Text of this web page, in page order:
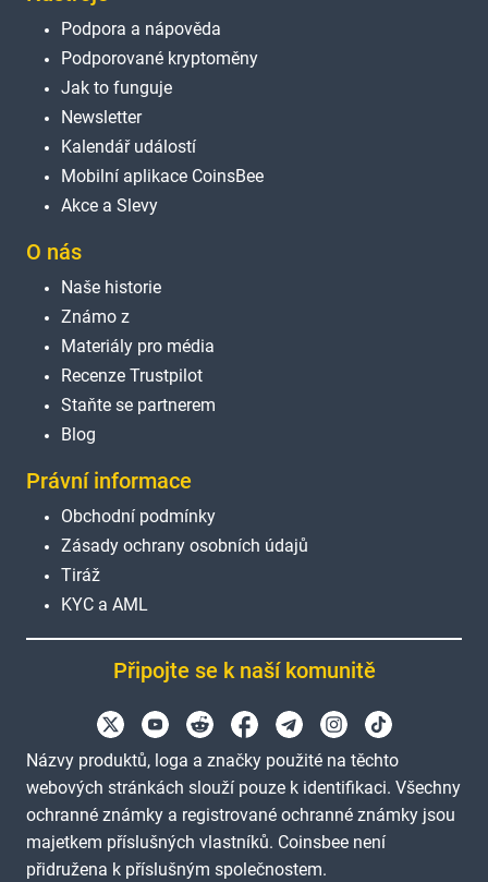
Podpora a nápověda
Podporované kryptoměny
Jak to funguje
Newsletter
Kalendář událostí
Mobilní aplikace CoinsBee
Akce a Slevy
O nás
Naše historie
Známo z
Materiály pro média
Recenze Trustpilot
Staňte se partnerem
Blog
Právní informace
Obchodní podmínky
Zásady ochrany osobních údajů
Tiráž
KYC a AML
Připojte se k naší komunitě
Názvy produktů, loga a značky použité na těchto
webových stránkách slouží pouze k identifikaci. Všechny
ochranné známky a registrované ochranné známky jsou
majetkem příslušných vlastníků. Coinsbee není
přidružena k příslušným společnostem.